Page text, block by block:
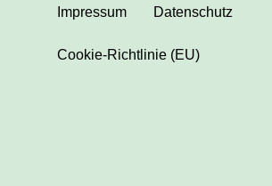
Impressum Datenschutz
Cookie-Richtlinie (EU)